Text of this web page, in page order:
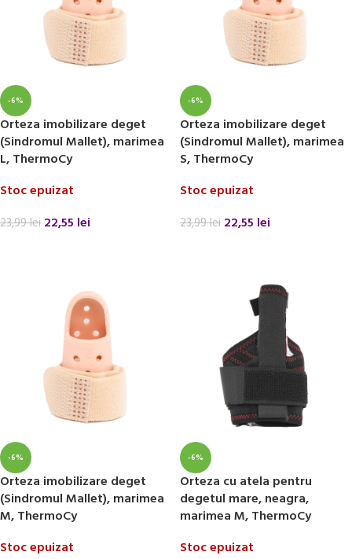
-6%
Orteza imobilizare deget
(Sindromul Mallet), marimea
L, ThermoCy
Stoc epuizat
23,99lei 22,55 lei
-6%
Orteza imobilizare deget
(Sindromul Mallet), marimea
S, ThermoCy
Stoc epuizat
23,99lei 22,55 lei
-6%
Orteza imobilizare deget
(Sindromul Mallet), marimea
M, ThermoCy
Stoc epuizat
-6%
Orteza cu atela pentru
degetul mare, neagra,
marimea M, ThermoCy
Stoc epuizat